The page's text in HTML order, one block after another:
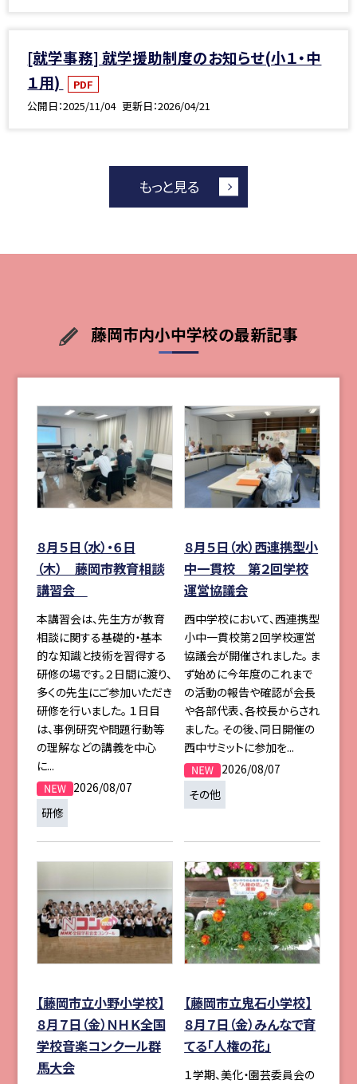
[就学事務] 就学援助制度のお知らせ(小１・中
１用)
PDF
公開日 2025/11/04 更新日 2026/04/21
もっと見る
藤岡市内小中学校の最新記事
８月５日（水）・６日
（木） 藤岡市教育相談
講習会
本講習会は、先生方が教育
相談に関する基礎的・基本
的な知識と技術を習得する
研修の場です。２日間に渡り、
多くの先生にご参加いただき
研修を行いました。 １日目
は、事例研究や問題行動等
の理解などの講義を中心
に...
2026/08/07
研修
８月５日（水）西連携型小
中一貫校 第２回学校
運営協議会
西中学校において、西連携型
小中一貫校第２回学校運営
協議会が開催されました。 ま
ず始めに今年度のこれまで
の活動の報告や確認が会長
や各部代表、各校長からされ
ました。 その後、同日開催の
西中サミットに参加を...
2026/08/07
その他
【藤岡市立小野小学校】
８月７日（金）ＮＨＫ全国
学校音楽コンクール群
馬大会
【藤岡市立鬼石小学校】
８月７日（金）みんなで育
てる「人権の花」
１学期、美化・園芸委員会の